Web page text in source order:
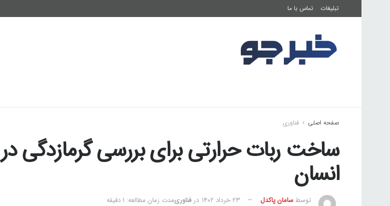
تبلیغات تماس با ما
صفحه اصلی فناوری
ساخت ربات حرارتی برای بررسی گرمازدگی در
انسان
توسطسامان پاکدل ۲۳ خرداد ۱۴۰۲ در فناوریمدت زمان مطالعه: 1 دقیقه